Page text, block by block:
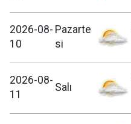
2026-08-
10
Pazarte
si
2026-08-
11
Salı